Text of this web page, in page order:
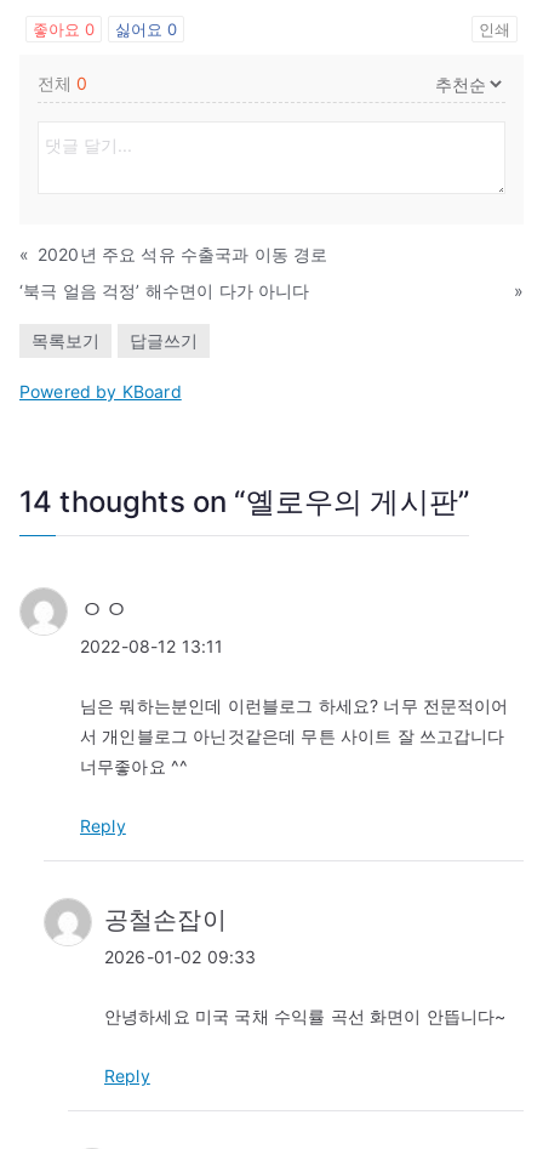
좋아요 0 싫어요0 인쇄
전체0
« 2020년 주요 석유 수출국과 이동 경로
‘북극 얼음 걱정’ 해수면이 다가 아니다
»
목록보기 답글쓰기
Powered by KBoard
14 thoughts on “옐로우의 게시판”
ㅇㅇ
2022-08-12 13:11
님은 뭐하는분인데 이런블로그 하세요? 너무 전문적이어
서 개인블로그 아닌것같은데 무튼 사이트 잘 쓰고갑니다
너무좋아요 ^^
Reply
공철손잡이
2026-01-02 09:33
안녕하세요 미국 국채 수익률 곡선 화면이 안뜹니다~
Reply